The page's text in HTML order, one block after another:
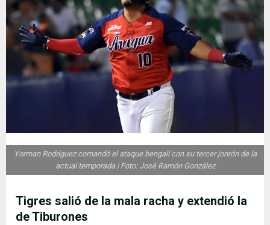
Tigres salió de la mala racha y extendió la
de Tiburones
Yorman Rodríguez comandó el ataque bengalí con su tercer jonrón de la
actual temporada | Foto: José Ramón González